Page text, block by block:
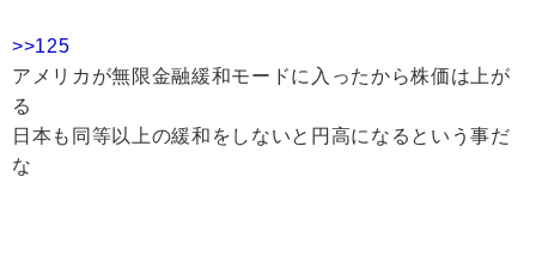
>>125
アメリカが無限金融緩和モードに入ったから株価は上が
る
日本も同等以上の緩和をしないと円高になるという事だ
な